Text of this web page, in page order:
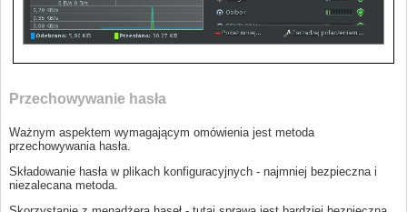
Przechowywanie hasła
Ważnym aspektem wymagającym omówienia jest metoda
przechowywania hasła.
Składowanie hasła w plikach konfiguracyjnych - najmniej bezpieczna i
niezalecana metoda.